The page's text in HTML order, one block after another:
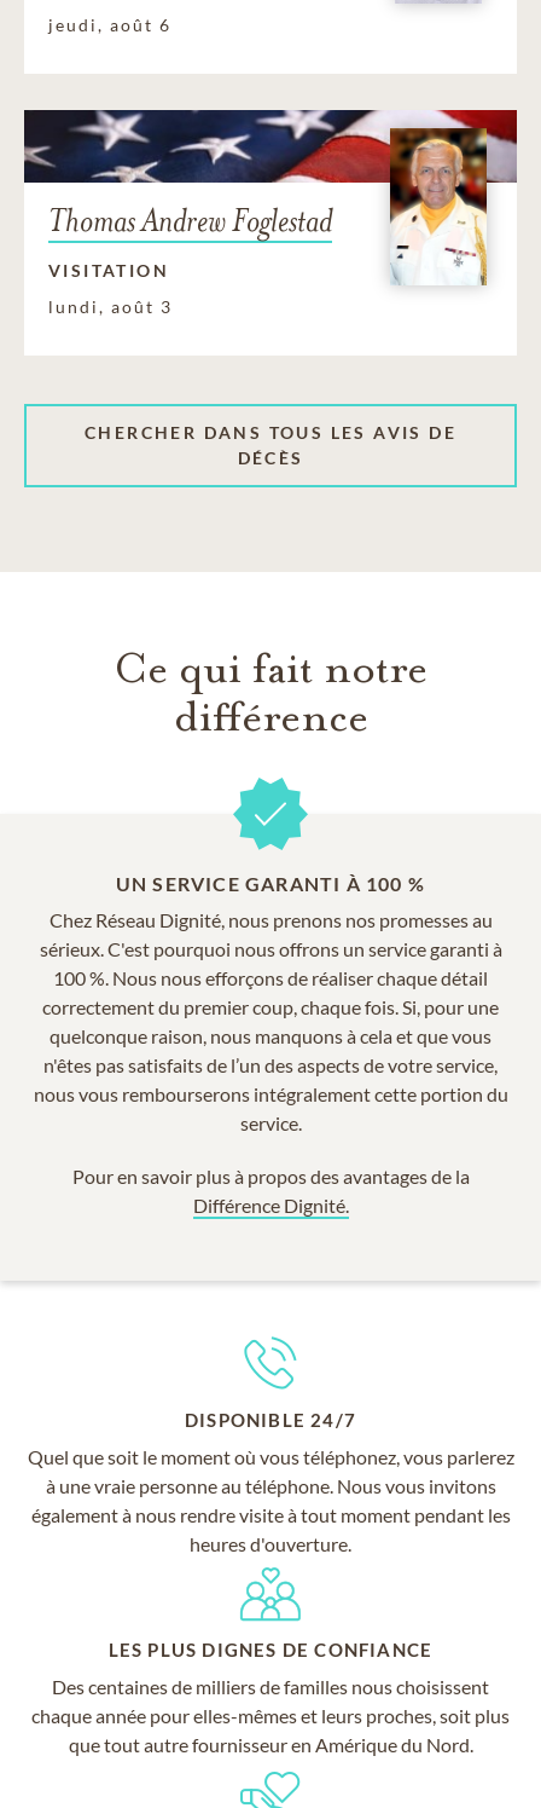
jeudi, août 6
Thomas Andrew Foglestad
VISITATION
lundi, août 3
CHERCHER DANS TOUS LES AVIS DE
DÉCÈS
Ce qui fait notre
différence
UN SERVICE GARANTI À 100 %
Chez Réseau Dignité, nous prenons nos promesses au
sérieux. C'est pourquoi nous offrons un service garanti à
100 %. Nous nous efforçons de réaliser chaque détail
correctement du premier coup, chaque fois. Si, pour une
quelconque raison, nous manquons à cela et que vous
n'êtes pas satisfaits de l’un des aspects de votre service,
nous vous rembourserons intégralement cette portion du
service.
Pour en savoir plus à propos des avantages de la
Différence Dignité.
DISPONIBLE 24/7
Quel que soit le moment où vous téléphonez, vous parlerez
à une vraie personne au téléphone. Nous vous invitons
également à nous rendre visite à tout moment pendant les
heures d'ouverture.
LES PLUS DIGNES DE CONFIANCE
Des centaines de milliers de familles nous choisissent
chaque année pour elles-mêmes et leurs proches, soit plus
que tout autre fournisseur en Amérique du Nord.